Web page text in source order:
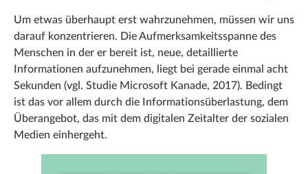
Um etwas überhaupt erst wahrzunehmen, müssen wir uns
darauf konzentrieren. Die Aufmerksamkeitsspanne des
Menschen in der er bereit ist, neue, detaillierte
Informationen aufzunehmen, liegt bei gerade einmal acht
Sekunden (vgl. Studie Microsoft Kanade, 2017). Bedingt
ist das vor allem durch die Informationsüberlastung, dem
Überangebot, das mit dem digitalen Zeitalter der sozialen
Medien einhergeht.